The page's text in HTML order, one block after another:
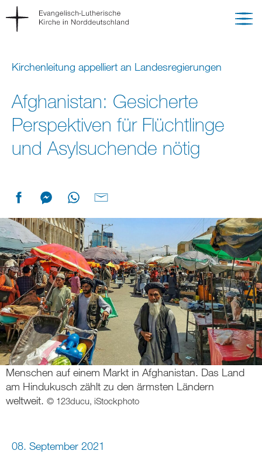
Kirchenleitung appelliert an Landesregierungen
Afghanistan: Gesicherte
Perspektiven für Flüchtlinge
und Asylsuchende nötig
Menschen auf einem Markt in Afghanistan. Das Land
am Hindukusch zählt zu den ärmsten Ländern
weltweit. © 123ducu, iStockphoto
08. September 2021